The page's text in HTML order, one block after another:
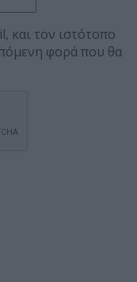
και τον ιστότοπο
φορά που θα